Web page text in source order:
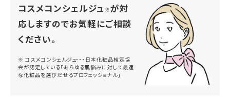
コスメコンシェルジュ ※が対
応しますのでお気軽にご相談
ください。
※ コスメコンシェルジュ・・・日本化粧品検定協
会が認定している「あらゆる肌悩みに対して最適
な化粧品を選びだせるプロフェッショナル」